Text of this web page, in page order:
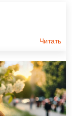
Читать